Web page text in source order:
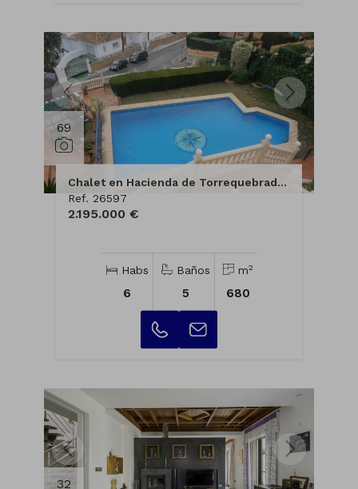
69
Chalet en Hacienda de Torrequebrada...
Ref. 26597
2.195.000 €
Habs
6
Baños
5
m2
680
32